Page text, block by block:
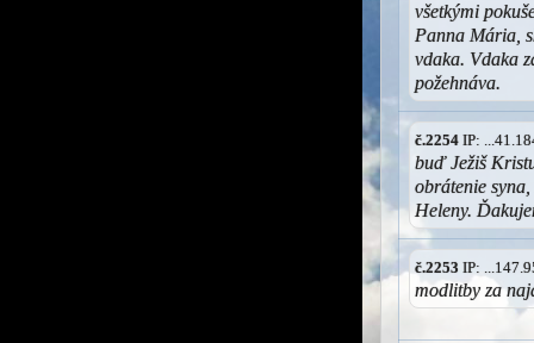
všetkými
Panna Mária,
vdaka. Vdaka
požehnáva.
č.2254 IP:
buď Ježiš
obrátenie
Heleny.
č.2253 IP:
modlitby za